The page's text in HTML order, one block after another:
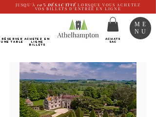
JUSQU'À 10% DÉSACTIVÉ LORSQUE VOUS ACHETEZ
VOS BILLETS D'ENTRÉE EN LIGNE
RÉSERVER
UNE TABLE
Achetez EN
LIGNE
Billets
ACHATS
SAC
ME
NU